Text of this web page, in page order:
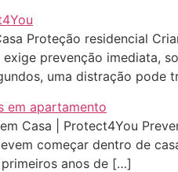
Proteção residencial
prevenção imediata,
uma distração pode
Casa | Protect4You
começar dentro de
anos de […]